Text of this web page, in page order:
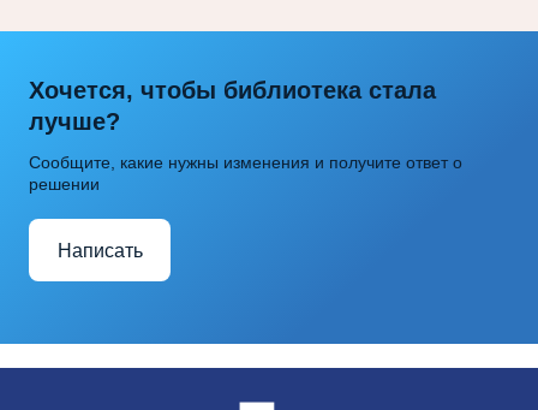
Хочется, чтобы библиотека стала
лучше?
Сообщите, какие нужны изменения и получите ответ о
решении
Написать